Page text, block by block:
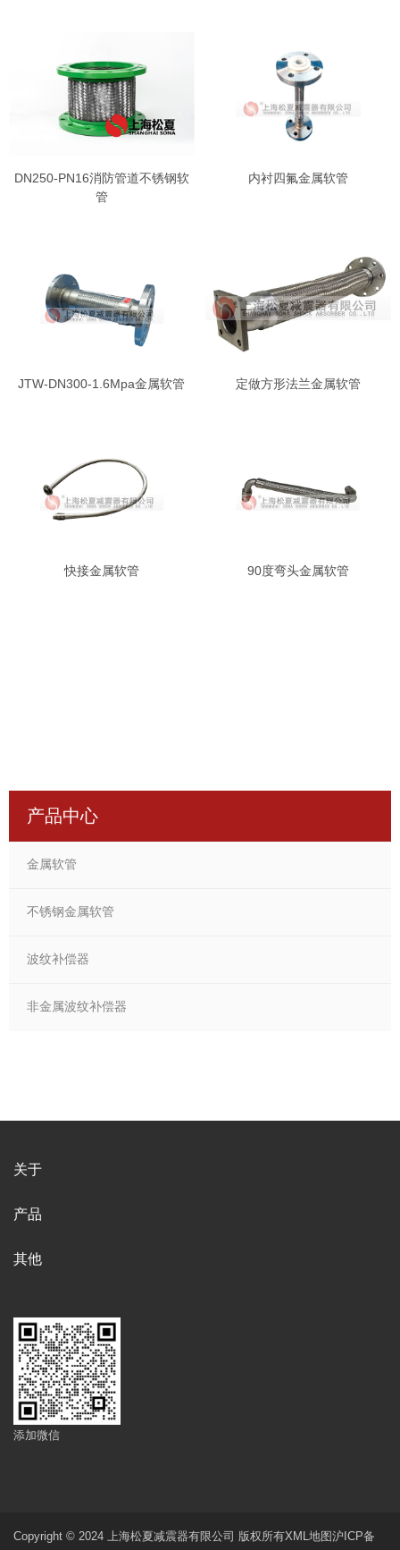
DN250-PN16消防管道不锈钢软
管
内衬四氟金属软管
JTW-DN300-1.6Mpa金属软管 定做方形法兰金属软管
快接金属软管 90度弯头金属软管
产品中心
金属软管
不锈钢金属软管
波纹补偿器
非金属波纹补偿器
关于
产品
其他
添加微信
Copyright © 2024 上海松夏减震器有限公司 版权所有XML地图沪ICP备